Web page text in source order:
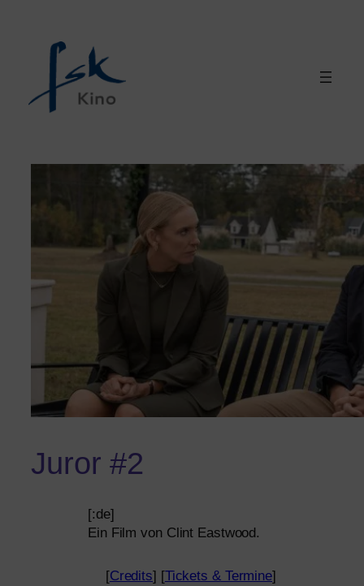
Juror #2
[:de]
Ein Film von Clint Eastwood.
[Credits] [Tickets &Termine]